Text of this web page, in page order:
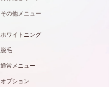
その他メニュー
ホワイトニング
脱毛
通常メニュー
オプション